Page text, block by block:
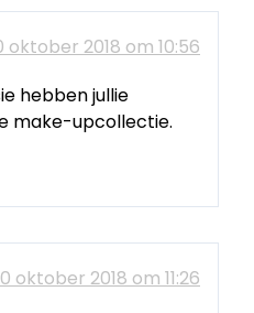
oktober 2018 om 10:56
hebben jullie
make-upcollectie.
oktober 2018 om 11:26